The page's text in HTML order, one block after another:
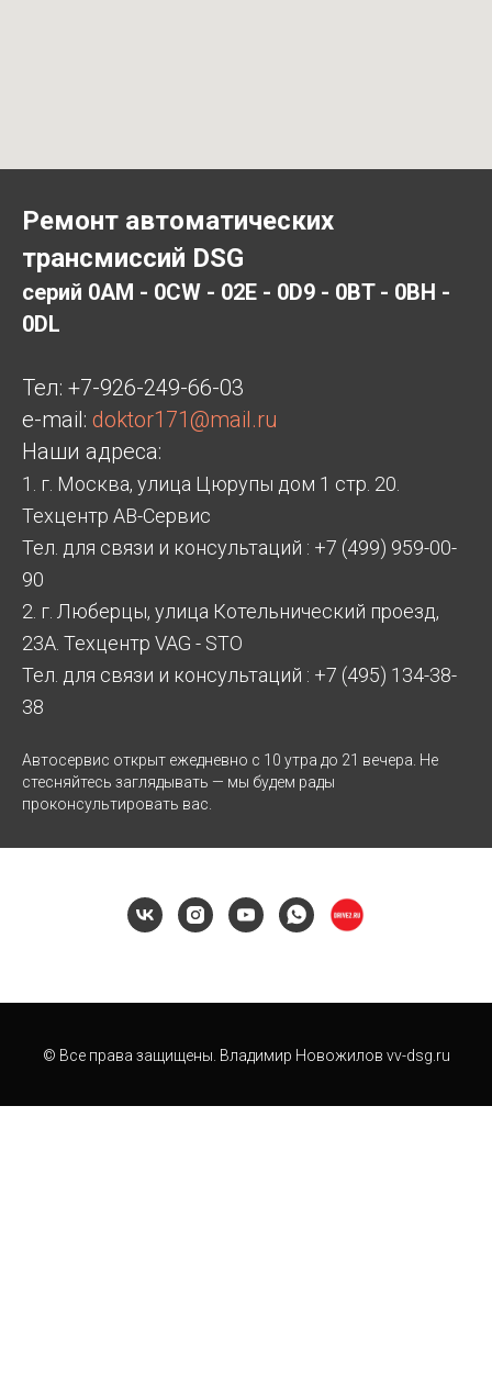
Ремонт автоматических
трансмиссий DSG
серий 0AM - 0CW - 02E - 0D9 - 0BT - 0BH -
0DL
Тел: +7-926-249-66-03
e-mail: doktor171@mail.ru
Наши адреса:
1. г. Москва, улица Цюрупы дом 1 стр. 20.
Техцентр АВ-Сервис
Тел. для связи и консультаций : +7 (499) 959-00-
90
2. г. Люберцы, улица Котельнический проезд,
23А. Техцентр VAG - STO
Тел. для связи и консультаций : +7 (495) 134-38-
38
Автосервис открыт ежедневно с 10 утра до 21 вечера. Не
стесняйтесь заглядывать — мы будем рады
проконсультировать вас.
© Все права защищены. Владимир Новожилов vv-dsg.ru